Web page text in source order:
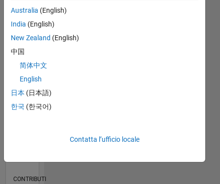
CONTRIBUTI 1
L
05/21
12/21
07/22
02/23
09/23
04/24
11/24
06/25
01/26
08/26
01/22
09/22
05/23
01/24
09/24
05/25
02/22
11/22
08/23
05/24
02/25
11/25
RANK
CONTRIBUTI
Australia (English)
India (English)
New Zealand (English)
中国
简体中文
English
日本 (日本語)
한국 (한국어)
Contatta l’ufficio locale